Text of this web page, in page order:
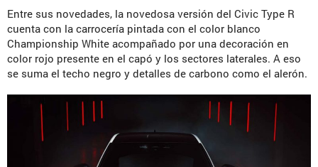
Entre sus novedades, la novedosa versión del Civic Type R
cuenta con la carrocería pintada con el color blanco
Championship White acompañado por una decoración en
color rojo presente en el capó y los sectores laterales. A eso
se suma el techo negro y detalles de carbono como el alerón.